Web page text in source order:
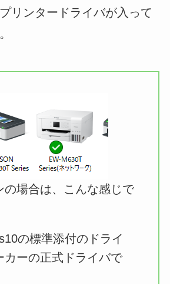
リンタードライバが入って
の場合は、こんな感じで
の標準添付のドライ
カーの正式ドライバで